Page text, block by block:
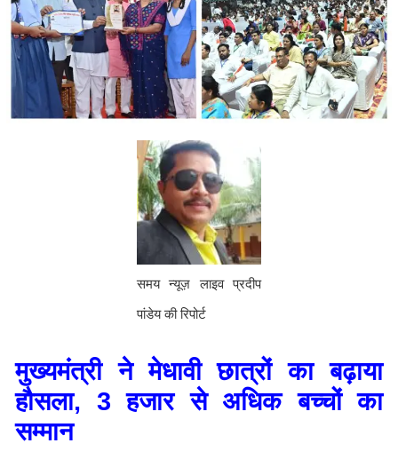
समय न्यूज़ लाइव प्रदीप
पांडेय की रिपोर्ट
मुख्यमंत्री ने मेधावी छात्रों का बढ़ाया
हौसला, 3 हजार से अधिक बच्चों का
सम्मान